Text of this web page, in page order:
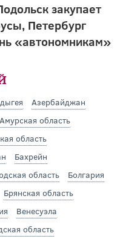
закупает
Петербург
«автономникам»
Азербайджан
Амурская область
область
Бахрейн
область
Болгария
Брянская область
Венесуэла
область